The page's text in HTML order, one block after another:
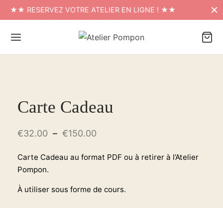
★★ RESERVEZ VOTRE ATELIER EN LIGNE ! ★★
Carte Cadeau
€32.00 – €150.00
€32.00
€150.00
Carte Cadeau au format PDF ou à retirer à l’Atelier
Pompon.
À utiliser sous forme de cours.